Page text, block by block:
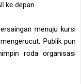
ke depan.
menuju kursi
Publik pun
roda organisasi